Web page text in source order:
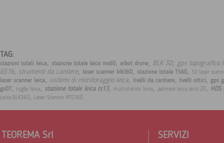
TAG:
stazioni totali leica, stazione totale leica ms60, aibot drone, BLK 3D, gps topografico
GS16, strumenti da cantiere, laser scanner blk360, stazione totale TS60, 3D laser
laser scanner leica, sistemi di monitoraggio leica, livelli da cantiere, livelli ottici, gps
gs07, rugby leica, stazione totale leica ts13, multistation leica, palmare leica zeno 20, HDS
Leica BLK360, Laser Scanner RTC360.
TEOREMA Srl SERVIZI